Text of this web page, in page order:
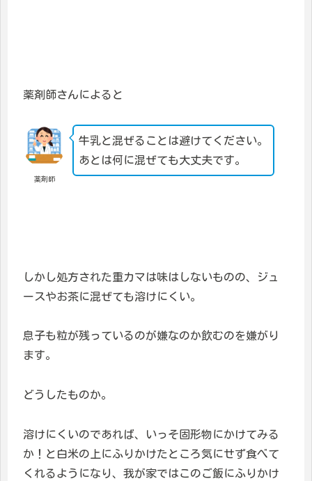
薬剤師さんによると
薬剤師
牛乳と混ぜることは避けてください。
あとは何に混ぜても大丈夫です。
しかし処方された重カマは味はしないものの、ジュ
ースやお茶に混ぜても溶けにくい。
息子も粒が残っているのが嫌なのか飲むのを嫌がり
ます。
どうしたものか。
溶けにくいのであれば、いっそ固形物にかけてみる
か！と白米の上にふりかけたところ気にせず食べて
くれるようになり、我が家ではこのご飯にふりかけ